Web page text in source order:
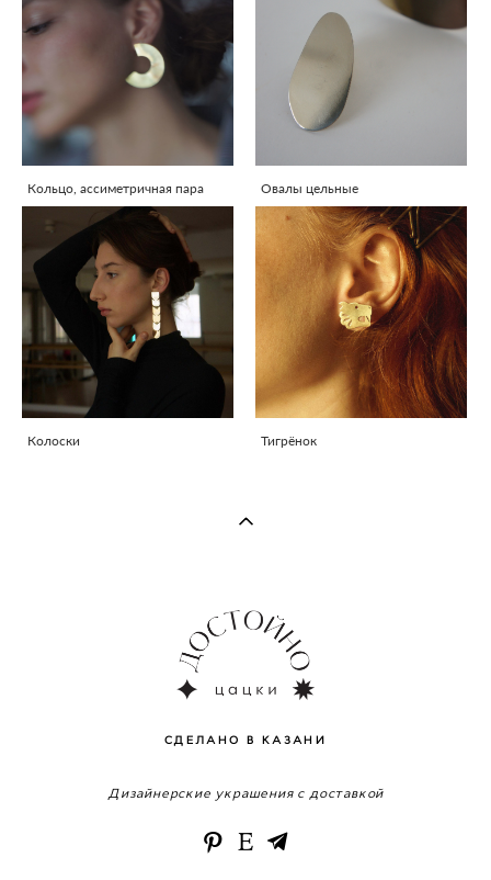
Кольцо, ассиметричная пара Овалы цельные
Колоски Тигрёнок
СДЕЛАНО В КАЗАНИ
Дизайнерские украшения с доставкой